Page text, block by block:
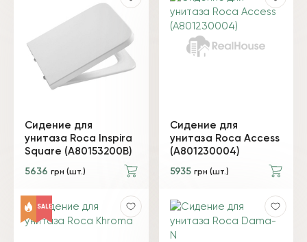
Сидение для
унитаза Roca Inspira
Square (A80153200B)
5636 грн (шт.)
Сидение для
унитаза Roca Access
(A801230004)
5935 грн (шт.)
SALE